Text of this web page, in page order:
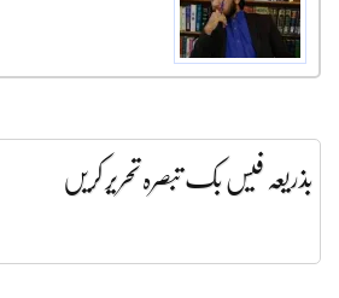
بذریعہ فیس بک تبصرہ تحریر کریں